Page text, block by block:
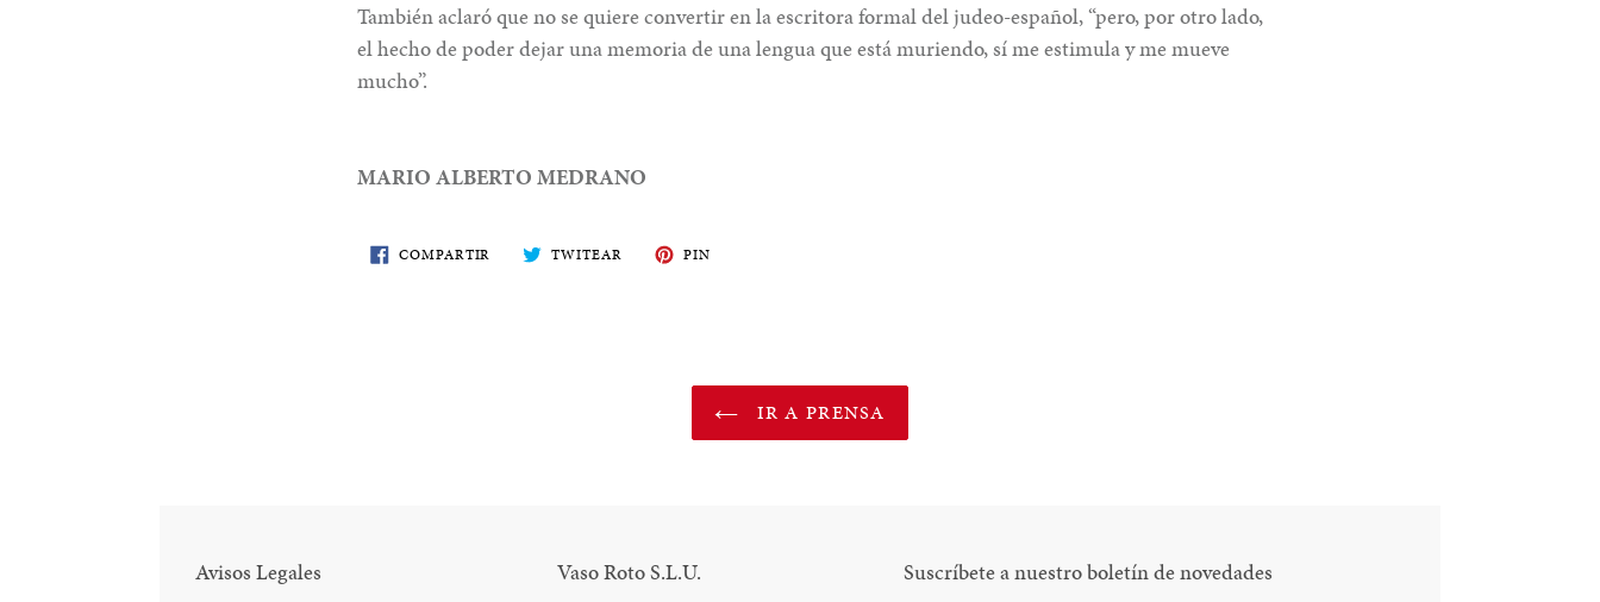
También aclaró que no se quiere convertir en la escritora formal del judeo-español, “pero, por otro lado,
el hecho de poder dejar una memoria de una lengua que está muriendo, sí me estimula y me mueve
mucho”.
MARIO ALBERTO MEDRANO
COMPARTIR COMPARTETWITEAR TWITEA PIN
IR A PRENSA
Avisos Legales Vaso Roto S.L.U. Suscríbete a nuestro boletín de novedades